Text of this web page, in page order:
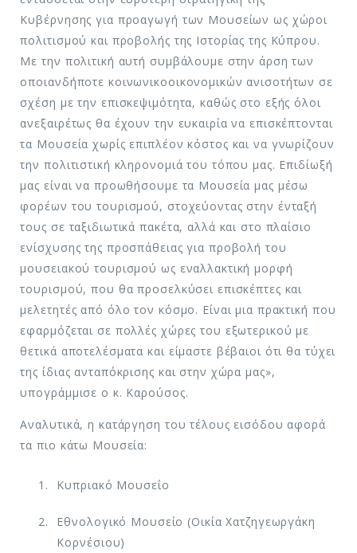
Κυβέρνησης για προαγωγή των Μουσείων ως χώροι
πολιτισμού και προβολής της Ιστορίας της Κύπρου.
Με την πολιτική αυτή συμβάλουμε στην άρση των
οποιανδήποτε κοινωνικοοικονομικών ανισοτήτων σε
σχέση με την επισκεψιμότητα, καθώς στο εξής όλοι
ανεξαιρέτως θα έχουν την ευκαιρία να επισκέπτονται
τα Μουσεία χωρίς επιπλέον κόστος και να γνωρίζουν
την πολιτιστική κληρονομιά του τόπου μας. Επιδίωξή
μας είναι να προωθήσουμε τα Μουσεία μας μέσω
φορέων του τουρισμού, στοχεύοντας στην ένταξή
τους σε ταξιδιωτικά πακέτα, αλλά και στο πλαίσιο
ενίσχυσης της προσπάθειας για προβολή του
μουσειακού τουρισμού ως εναλλακτική μορφή
τουρισμού, που θα προσελκύσει επισκέπτες και
μελετητές από όλο τον κόσμο. Είναι μια πρακτική που
εφαρμόζεται σε πολλές χώρες του εξωτερικού με
θετικά αποτελέσματα και είμαστε βέβαιοι ότι θα τύχει
της ίδιας ανταπόκρισης και στην χώρα μας»,
υπογράμμισε ο κ. Καρούσος.
Αναλυτικά, η κατάργηση του τέλους εισόδου αφορά
τα πιο κάτω Μουσεία:
Κυπριακό Μουσείο
Εθνολογικό Μουσείο (Οικία Χατζηγεωργάκη
Κορνέσιου)